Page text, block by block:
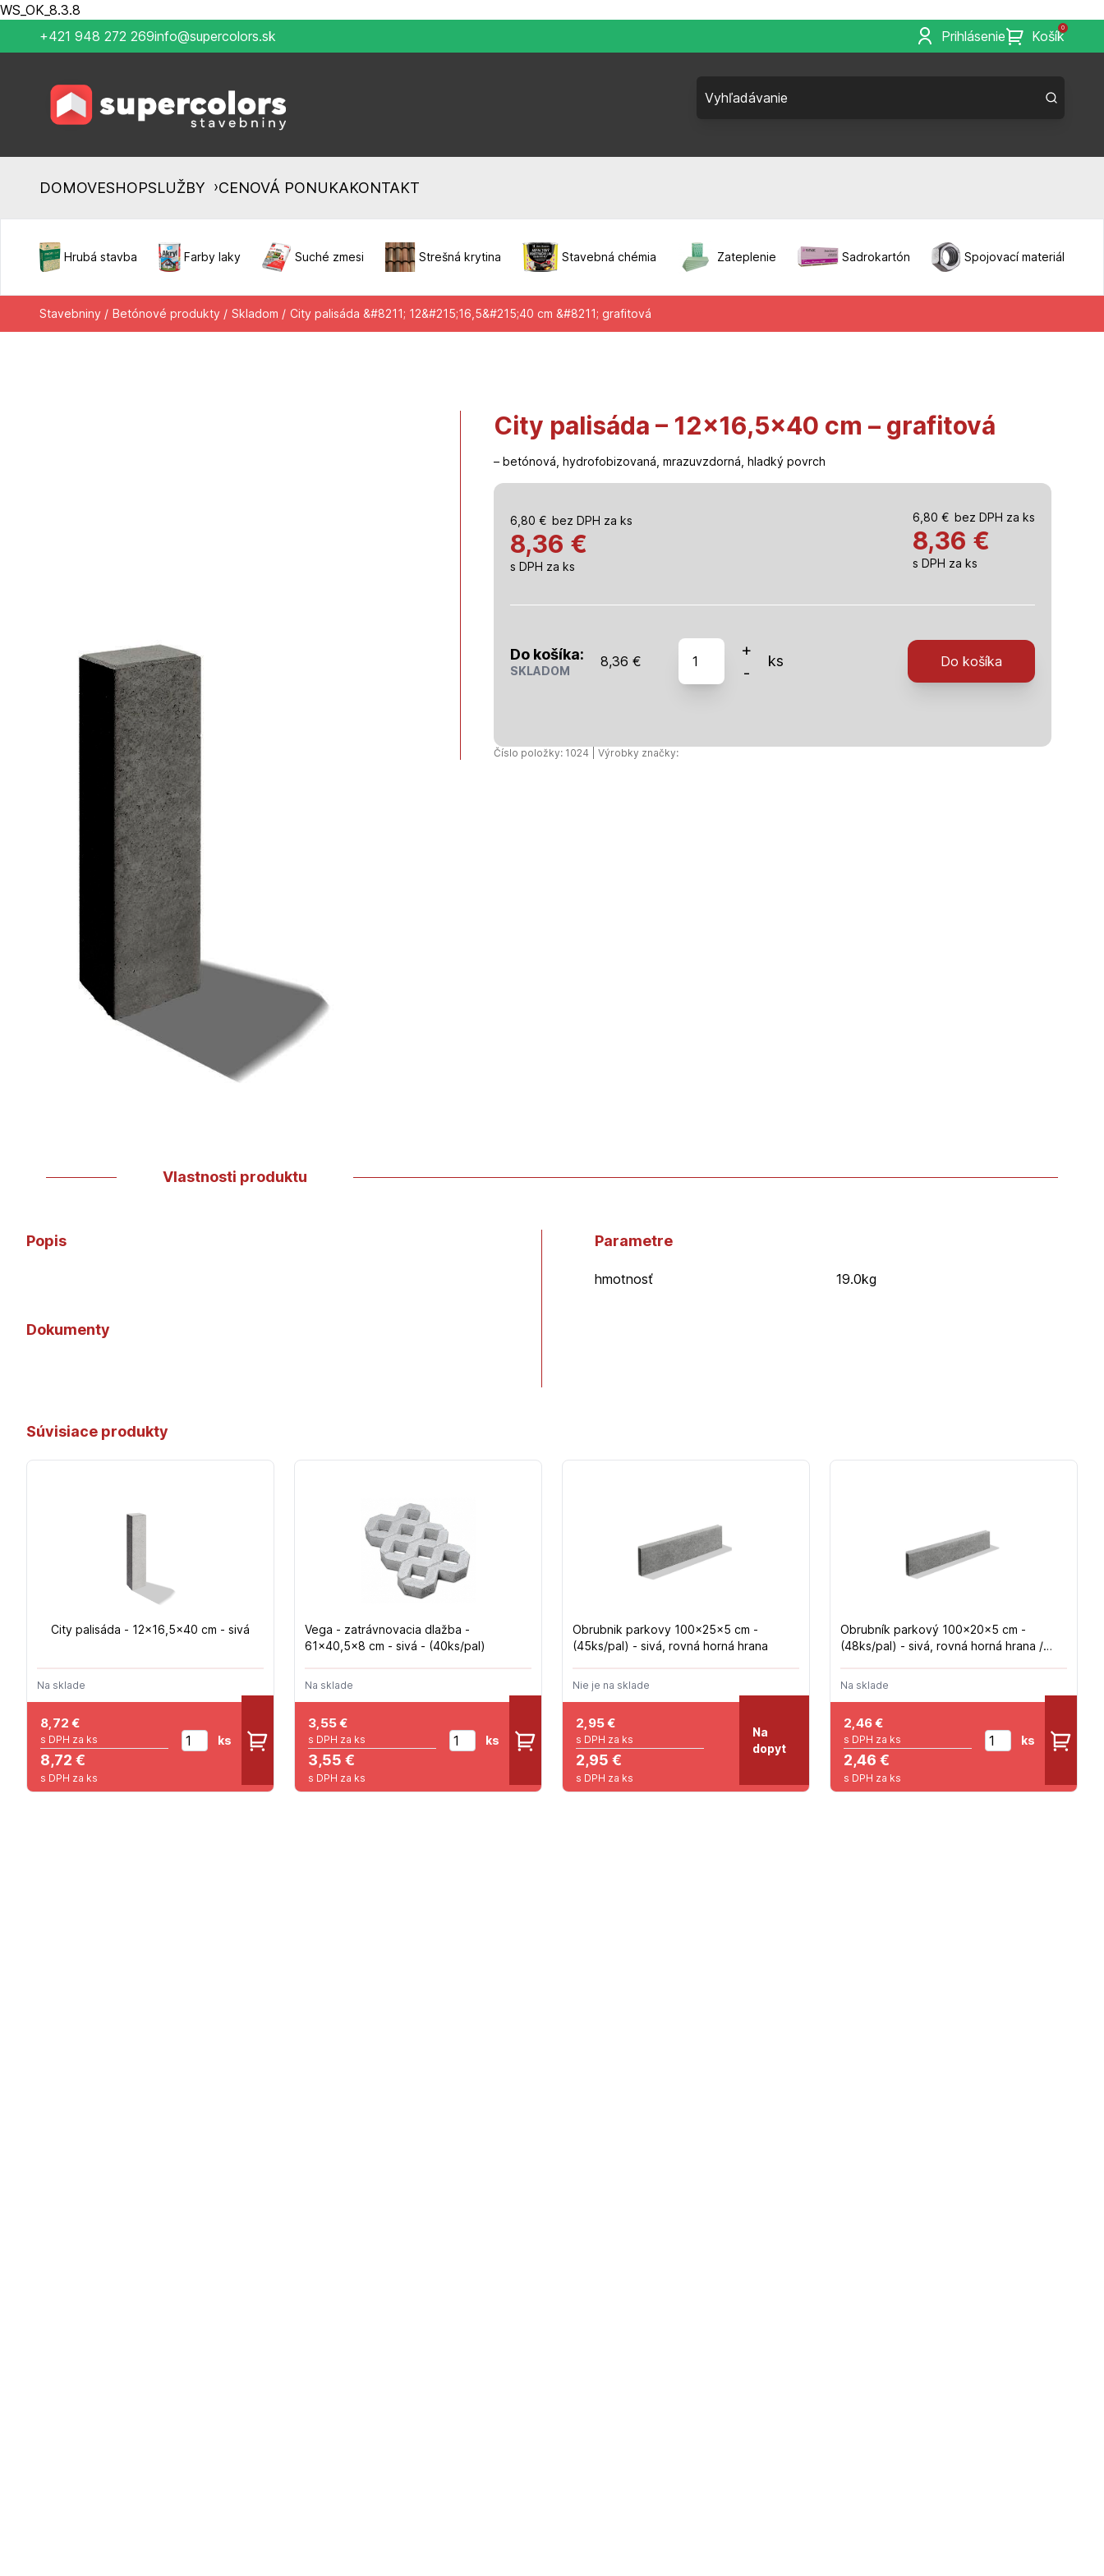
WS_OK_8.3.8
+421 948 272 269info@supercolors.sk Prihlásenie
0
Košík
DOMOVESHOPSLUŽBY ›CENOVÁ PONUKAKONTAKT
Hrubá stavba Farby laky Suché zmesi Strešná krytina Stavebná chémia Zateplenie Sadrokartón Spojovací materiál
Stavebniny / Betónové produkty / Skladom / City palisáda &#8211; 12&#215;16,5&#215;40 cm &#8211; grafitová
City palisáda – 12×16,5×40 cm – grafitová
– betónová, hydrofobizovaná, mrazuvzdorná, hladký povrch
6,80 € bez DPH za ks
8,36 €
s DPH za ks
6,80 € bez DPH za ks
8,36 €
s DPH za ks
Do košíka:
SKLADOM
8,36 €
množstvo
City
palisáda
cm
+
-
ks Do košíka
Číslo položky: 1024 | Výrobky značky:
Vlastnosti produktu
Popis
Dokumenty
Parametre
hmotnosť 19.0kg
Súvisiace produkty
City palisáda - 12x16,5x40 cm - sivá
Na sklade
8,72 €
s DPH za ks
8,72 €
s DPH za ks
ks
Vega - zatrávnovacia dlažba -
61x40,5x8 cm - sivá - (40ks/pal)
Na sklade
3,55€
s DPH za ks
3,55 €
s DPH za ks
ks
Obrubnik parkovy 100x25x5 cm -
(45ks/pal) - sivá, rovná horná hrana
Nie je na sklade
2,95€
s DPH za ks
2,95 €
s DPH za ks
Na
dopyt
Obrubník parkový 100x20x5 cm -
(48ks/pal) - sivá, rovná horná hrana /
Na sklade
2,46€
s DPH za ks
2,46 €
s DPH za ks
ks